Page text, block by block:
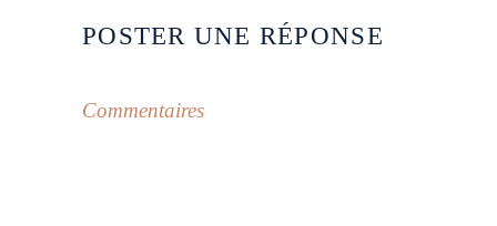
POSTER UNE RÉPONSE